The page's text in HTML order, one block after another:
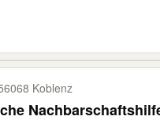
Koblenz